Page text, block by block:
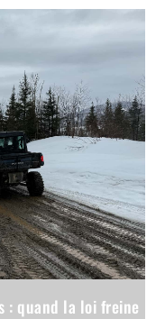
: quand la loi freine